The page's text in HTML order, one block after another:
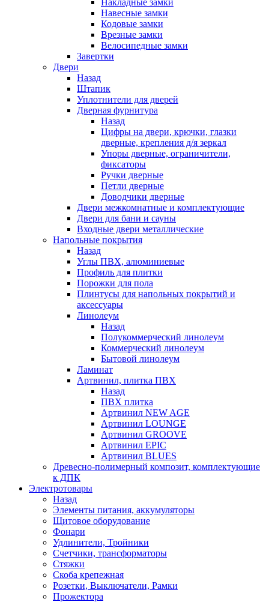
Накладные замки
Навесные замки
Кодовые замки
Врезные замки
Велосипедные замки
Завертки
Двери
Назад
Штапик
Уплотнители для дверей
Дверная фурнитура
Назад
Цифры на двери, крючки, глазки
дверные, крепления д/я зеркал
Упоры дверные, ограничители,
фиксаторы
Ручки дверные
Петли дверные
Доводчики дверные
Двери межкомнатные и комплектующие
Двери для бани и сауны
Входные двери металлические
Напольные покрытия
Назад
Углы ПВХ, алюминиевые
Профиль для плитки
Порожки для пола
Плинтусы для напольных покрытий и
аксессуары
Линолеум
Назад
Полукоммерческий линолеум
Коммерческий линолеум
Бытовой линолеум
Ламинат
Артвинил, плитка ПВХ
Назад
ПВХ плитка
Артвинил NEW AGE
Артвинил LOUNGE
Артвинил GROOVE
Артвинил EPIC
Артвинил BLUES
Древесно-полимерный композит, комплектующие
к ДПК
Электротовары
Назад
Элементы питания, аккумуляторы
Щитовое оборудование
Фонари
Удлинители, Тройники
Счетчики, трансформаторы
Стяжки
Скоба крепежная
Розетки, Выключатели, Рамки
Прожектора